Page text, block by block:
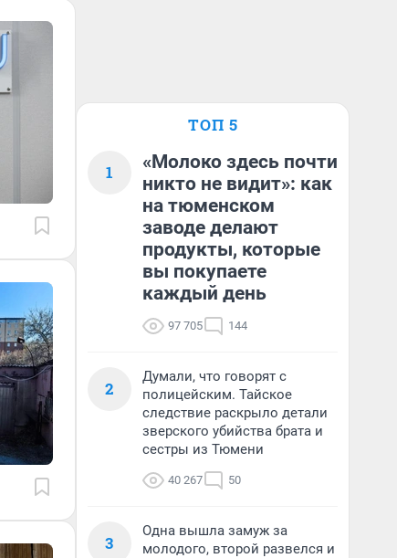
ТОП 5
1
«Молоко здесь почти
никто не видит»: как
на тюменском
заводе делают
продукты, которые
вы покупаете
каждый день
97 705 144
2
Думали, что говорят с
полицейским. Тайское
следствие раскрыло детали
зверского убийства брата и
сестры из Тюмени
40 267 50
3
Одна вышла замуж за
молодого, второй развелся и